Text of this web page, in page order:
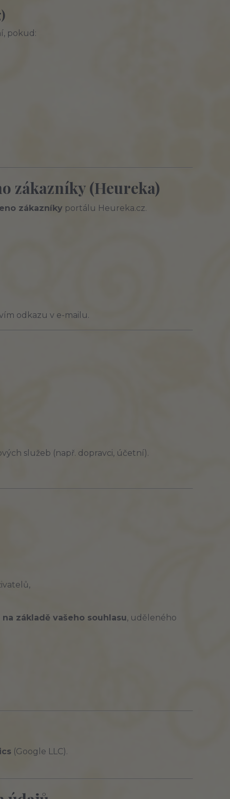
pokud:
zákazníky (Heureka)
zákazníky portálu Heureka.cz.
odkazu v e-mailu.
služeb (např. dopravci, účetní).
základě vašeho souhlasu, uděleného
(Google LLC).